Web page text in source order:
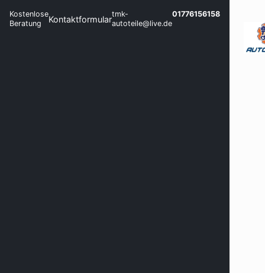
Kostenlose
Beratung
Kontaktformulartmk-
autoteile@live.de
01776156158